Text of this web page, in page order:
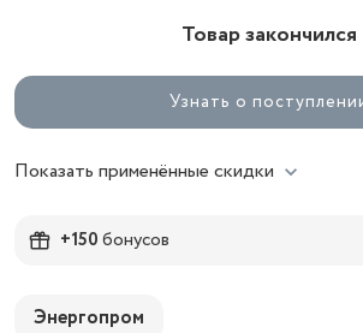
Товар закончился
Узнать о
Показать применённые скидки
+150бонусов
Энергопром